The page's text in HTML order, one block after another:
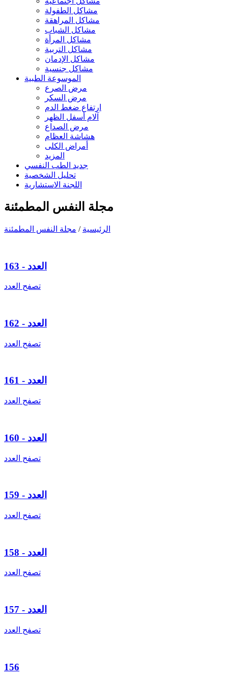
مشاكل الطفولة
مشاكل المراهقة
مشاكل الشباب
مشاكل المرأة
مشاكل التربية
مشاكل الإدمان
مشاكل جنسية
الموسوعة الطبية
مرض الصرع
مرض السكر
ارتفاع ضغط الدم
آلام أسفل الظهر
مرض الصداع
هشاشة العظام
أمراض الكلى
المزيد
جديد الطب النفسي
تحليل الشخصية
اللجنة الاستشارية
مجلة النفس المطمئنة
الرئيسية / مجلة النفس المطمئنة
العدد - 163
تصفح العدد
العدد - 162
تصفح العدد
العدد - 161
تصفح العدد
العدد - 160
تصفح العدد
العدد - 159
تصفح العدد
العدد - 158
تصفح العدد
العدد - 157
تصفح العدد
156